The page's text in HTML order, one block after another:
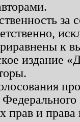
к
издание
прав и